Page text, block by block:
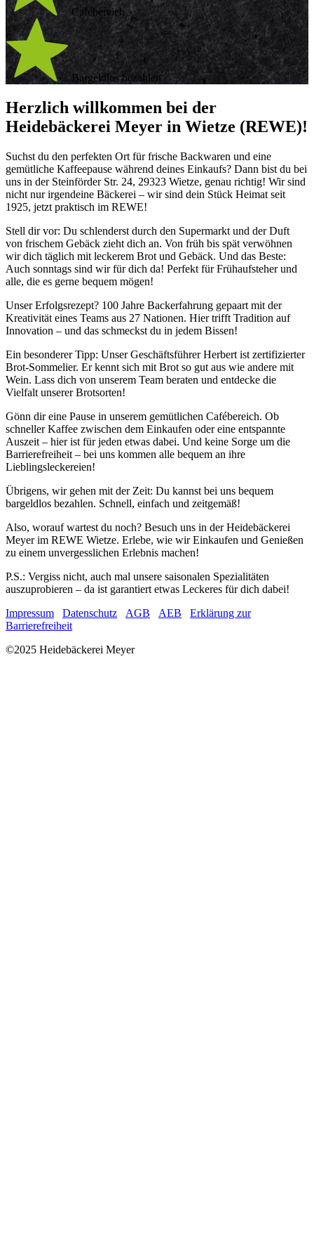
Cafébereich
Bargeldlos bezahlen
Herzlich willkommen bei der
Heidebäckerei Meyer in Wietze (REWE)!
Suchst du den perfekten Ort für frische Backwaren und eine
gemütliche Kaffeepause während deines Einkaufs? Dann bist du bei
uns in der Steinförder Str. 24, 29323 Wietze, genau richtig! Wir sind
nicht nur irgendeine Bäckerei – wir sind dein Stück Heimat seit
1925, jetzt praktisch im REWE!
Stell dir vor: Du schlenderst durch den Supermarkt und der Duft
von frischem Gebäck zieht dich an. Von früh bis spät verwöhnen
wir dich täglich mit leckerem Brot und Gebäck. Und das Beste:
Auch sonntags sind wir für dich da! Perfekt für Frühaufsteher und
alle, die es gerne bequem mögen!
Unser Erfolgsrezept? 100 Jahre Backerfahrung gepaart mit der
Kreativität eines Teams aus 27 Nationen. Hier trifft Tradition auf
Innovation – und das schmeckst du in jedem Bissen!
Ein besonderer Tipp: Unser Geschäftsführer Herbert ist zertifizierter
Brot-Sommelier. Er kennt sich mit Brot so gut aus wie andere mit
Wein. Lass dich von unserem Team beraten und entdecke die
Vielfalt unserer Brotsorten!
Gönn dir eine Pause in unserem gemütlichen Cafébereich. Ob
schneller Kaffee zwischen dem Einkaufen oder eine entspannte
Auszeit – hier ist für jeden etwas dabei. Und keine Sorge um die
Barrierefreiheit – bei uns kommen alle bequem an ihre
Lieblingsleckereien!
Übrigens, wir gehen mit der Zeit: Du kannst bei uns bequem
bargeldlos bezahlen. Schnell, einfach und zeitgemäß!
Also, worauf wartest du noch? Besuch uns in der Heidebäckerei
Meyer im REWE Wietze. Erlebe, wie wir Einkaufen und Genießen
zu einem unvergesslichen Erlebnis machen!
P.S.: Vergiss nicht, auch mal unsere saisonalen Spezialitäten
auszuprobieren – da ist garantiert etwas Leckeres für dich dabei!
Impressum
Datenschutz AGB AEB
Erklärung zur
Barrierefreiheit
©2025 Heidebäckerei Meyer